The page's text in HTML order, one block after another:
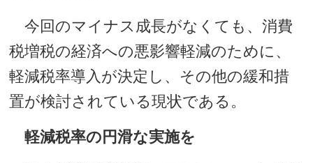
今回のマイナス成長がなくても、消費
税増税の経済への悪影響軽減のために、
軽減税率導入が決定し、その他の緩和措
置が検討されている現状である。
軽減税率の円滑な実施を